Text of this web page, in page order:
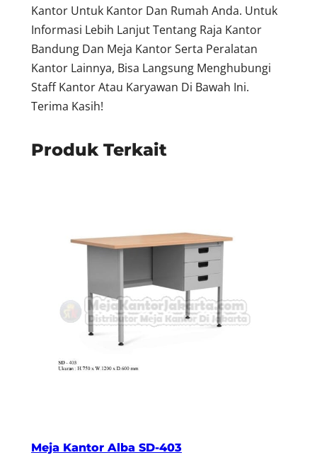
Kantor Untuk Kantor Dan Rumah Anda. Untuk
Informasi Lebih Lanjut Tentang Raja Kantor
Bandung Dan Meja Kantor Serta Peralatan
Kantor Lainnya, Bisa Langsung Menghubungi
Staff Kantor Atau Karyawan Di Bawah Ini.
Terima Kasih!
Produk Terkait
Meja Kantor Alba SD-403